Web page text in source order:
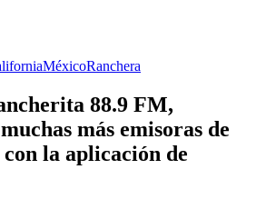
MéxicoRanchera
88.9 FM,
más emisoras de
la aplicación de